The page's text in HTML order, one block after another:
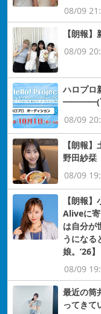
08/09
【朗報
08/09
ハロプロ
━━━━(
08/09
【朗報
野田紗栞
08/09
【朗報
Aliveに
は自分が
うになる
娘。’26】
08/09
最近の筒
ってきて